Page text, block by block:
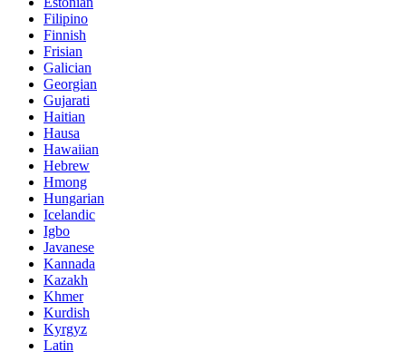
Filipino
Finnish
Frisian
Galician
Georgian
Gujarati
Haitian
Hausa
Hawaiian
Hebrew
Hmong
Hungarian
Icelandic
Igbo
Javanese
Kannada
Kazakh
Khmer
Kurdish
Kyrgyz
Latin